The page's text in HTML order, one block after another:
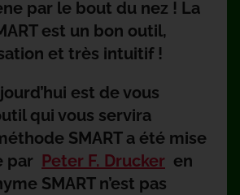
par le bout du nez ! La
est un bon outil,
et très intuitif !
est de vous
qui vous servira
SMART a été mise
par Peter F. Drucker en
SMART n’est pas